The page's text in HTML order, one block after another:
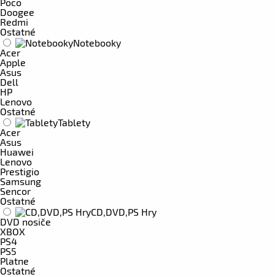
Doogee
Redmi
Ostatné
Notebooky
Acer
Apple
Asus
Dell
HP
Lenovo
Ostatné
Tablety
Acer
Asus
Huawei
Lenovo
Prestigio
Samsung
Sencor
Ostatné
CD,DVD,PS Hry
DVD nosiče
XBOX
PS4
PS5
Platne
Ostatné